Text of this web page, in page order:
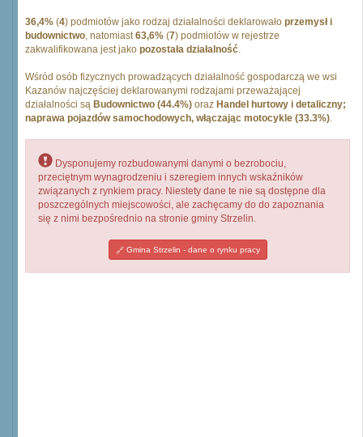
36,4% (4) podmiotów jako rodzaj działalności deklarowało przemysł i
budownictwo, natomiast63,6% (7) podmiotów w rejestrze
zakwalifikowana jest jako pozostała działalność.
Wśród osób fizycznych prowadzących działalność gospodarczą we wsi
Kazanów najczęściej deklarowanymi rodzajami przeważającej
działalności są Budownictwo (44.4%) oraz Handel hurtowy i detaliczny;
naprawa pojazdów samochodowych, włączając motocykle (33.3%).
Dysponujemy rozbudowanymi danymi o bezrobociu,
przeciętnym wynagrodzeniu i szeregiem innych wskaźników
związanych z rynkiem pracy. Niestety dane te nie są dostępne dla
poszczególnych miejscowości, ale zachęcamy do do zapoznania
się z nimi bezpośrednio na stronie gminy Strzelin.
Gmina Strzelin - dane o rynku pracy